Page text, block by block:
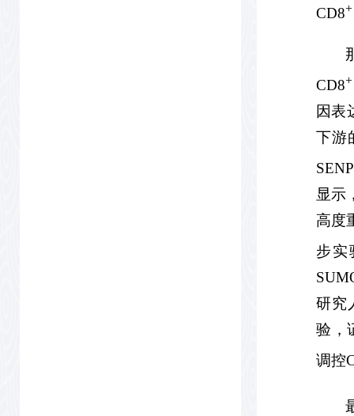
CD8+
CD8+
因表
下游
显示
高度
步实
研究
验，
调控